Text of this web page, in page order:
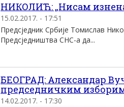
НИКОЛИЋ: „Нисам
15.02.2017. - 17:51
Предсједник Србије Томислав
Предсједништва СНС-а да...
БЕОГРАД: Александар
председничким
14.02.2017. - 17:30